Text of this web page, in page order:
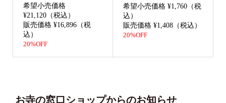
希望小売価格
¥21,120（税込）
販売価格 ¥16,896（税
込）
20%OFF
希望小売価格 ¥1,760（税
込）
販売価格 ¥1,408（税込）
20%OFF
お寺の窓口ショップからのお知らせ